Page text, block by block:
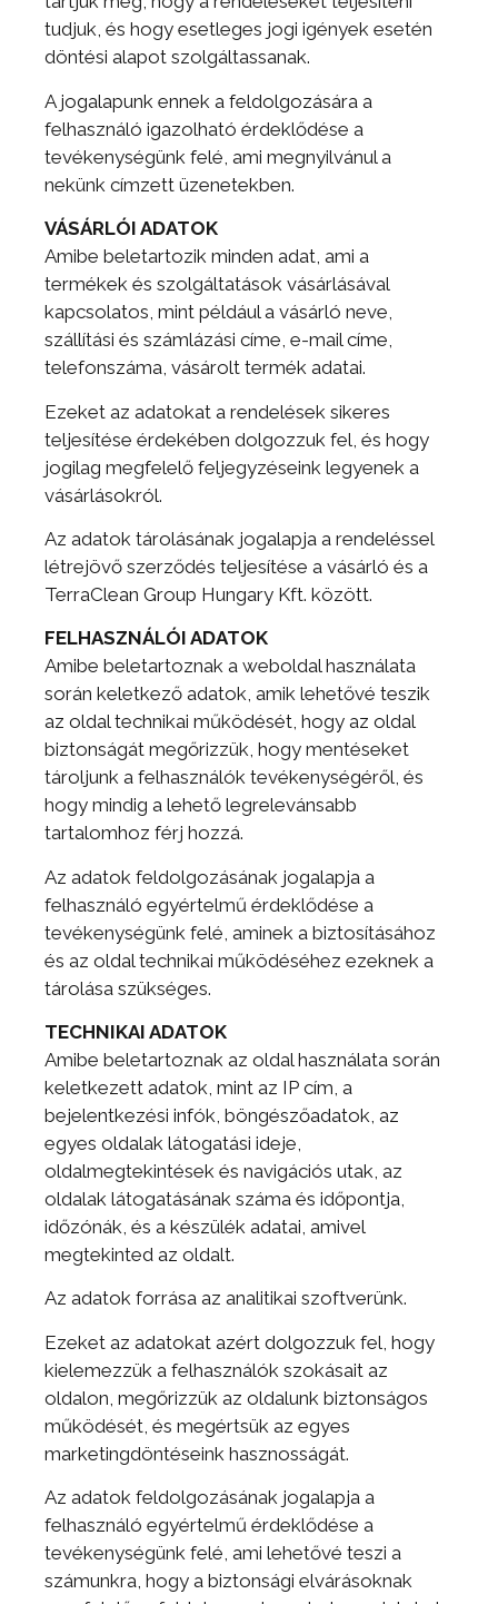
tudjuk, és hogy esetleges jogi igények esetén
döntési alapot szolgáltassanak.
A jogalapunk ennek a feldolgozására a
felhasználó igazolható érdeklődése a
tevékenységünk felé, ami megnyilvánul a
nekünk címzett üzenetekben.
VÁSÁRLÓI ADATOK
Amibe beletartozik minden adat, ami a
termékek és szolgáltatások vásárlásával
kapcsolatos, mint például a vásárló neve,
szállítási és számlázási címe, e-mail címe,
telefonszáma, vásárolt termék adatai.
Ezeket az adatokat a rendelések sikeres
teljesítése érdekében dolgozzuk fel, és hogy
jogilag megfelelő feljegyzéseink legyenek a
vásárlásokról.
Az adatok tárolásának jogalapja a rendeléssel
létrejövő szerződés teljesítése a vásárló és a
TerraClean Group Hungary Kft. között.
FELHASZNÁLÓI ADATOK
Amibe beletartoznak a weboldal használata
során keletkező adatok, amik lehetővé teszik
az oldal technikai működését, hogy az oldal
biztonságát megőrizzük, hogy mentéseket
tároljunk a felhasználók tevékenységéről, és
hogy mindig a lehető legrelevánsabb
tartalomhoz férj hozzá.
Az adatok feldolgozásának jogalapja a
felhasználó egyértelmű érdeklődése a
tevékenységünk felé, aminek a biztosításához
és az oldal technikai működéséhez ezeknek a
tárolása szükséges.
TECHNIKAI ADATOK
Amibe beletartoznak az oldal használata során
keletkezett adatok, mint az IP cím, a
bejelentkezési infók, böngészőadatok, az
egyes oldalak látogatási ideje,
oldalmegtekintések és navigációs utak, az
oldalak látogatásának száma és időpontja,
időzónák, és a készülék adatai, amivel
megtekinted az oldalt.
Az adatok forrása az analitikai szoftverünk.
Ezeket az adatokat azért dolgozzuk fel, hogy
kielemezzük a felhasználók szokásait az
oldalon, megőrizzük az oldalunk biztonságos
működését, és megértsük az egyes
marketingdöntéseink hasznosságát.
Az adatok feldolgozásának jogalapja a
felhasználó egyértelmű érdeklődése a
tevékenységünk felé, ami lehetővé teszi a
számunkra, hogy a biztonsági elvárásoknak